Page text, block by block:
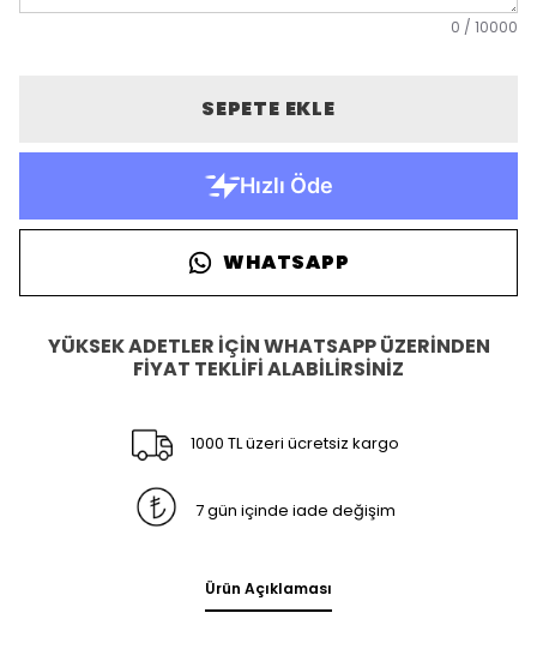
0 / 10000
SEPETE EKLE
WHATSAPP
YÜKSEK ADETLER İÇİN WHATSAPP ÜZERİNDEN
FİYAT TEKLİFİ ALABİLİRSİNİZ
1000 TL üzeri ücretsiz kargo
7 gün içinde iade değişim
Ürün Açıklaması